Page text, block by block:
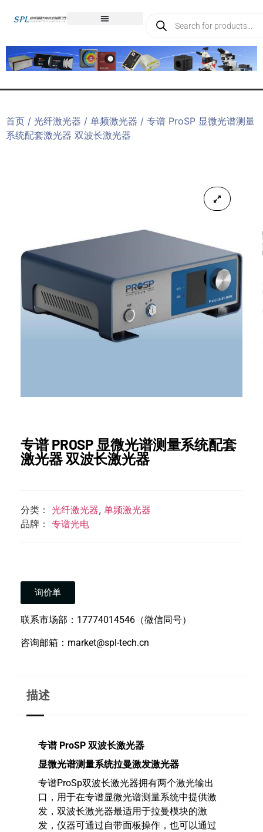
首页 / 光纤激光器 / 单频激光器 / 专谱 ProSP 显微光谱测量
系统配套激光器 双波长激光器
专谱 PROSP 显微光谱测量系统配套
激光器 双波长激光器
分类： 光纤激光器, 单频激光器
品牌： 专谱光电
询价单
联系市场部：17774014546（微信同号）
咨询邮箱：market@spl-tech.cn
描述
专谱 ProSP 双波长激光器
显微光谱测量系统拉曼激发激光器
专谱ProSp双波长激光器拥有两个激光输出
口，用于在专谱显微光谱测量系统中提供激
发，双波长激光器最适用于拉曼模块的激
发，仪器可通过自带面板操作，也可以通过